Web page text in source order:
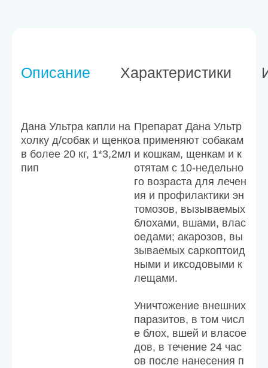
Описание Характеристики
Дана Ультра капли на
холку д/собак и щенко
в более 20 кг, 1*3,2мл
пип
Препарат Дана Ультр
а применяют собакам
и кошкам, щенкам и к
отятам с 10-недельно
го возраста для лечен
ия и профилактики эн
томозов, вызываемых
блохами, вшами, влас
оедами; акарозов, вы
зываемых саркоптоид
ными и иксодовыми к
лещами.
Уничтожение внешних
паразитов, в том числ
е блох, вшей и власое
дов, в течение 24 час
ов после нанесения п